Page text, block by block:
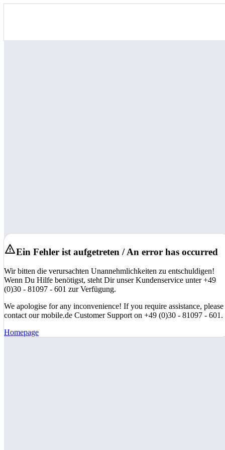
Ein Fehler ist aufgetreten / An error has occurred
Wir bitten die verursachten Unannehmlichkeiten zu entschuldigen!
Wenn Du Hilfe benötigst, steht Dir unser Kundenservice unter +49
(0)30 - 81097 - 601 zur Verfügung.
We apologise for any inconvenience! If you require assistance, please
contact our mobile.de Customer Support on +49 (0)30 - 81097 - 601.
Homepage